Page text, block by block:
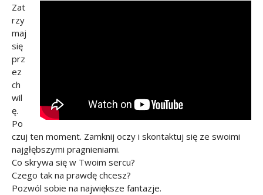
Zat
rzy
maj
się
prz
ez
ch
wil
ę.
Po
czuj ten moment. Zamknij oczy i skontaktuj się ze swoimi
najgłębszymi pragnieniami.
Co skrywa się w Twoim sercu?
Czego tak na prawdę chcesz?
Pozwól sobie na największe fantazje.